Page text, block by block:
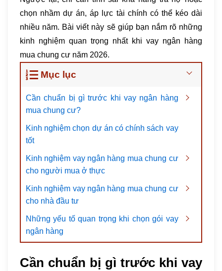
chọn nhầm dự án, áp lực tài chính có thể kéo dài
nhiều năm. Bài viết này sẽ giúp bạn nắm rõ những
kinh nghiệm quan trọng nhất khi vay ngân hàng
mua chung cư năm 2026.
Mục lục
Cần chuẩn bị gì trước khi vay ngân hàng
mua chung cư?
Kinh nghiệm chọn dự án có chính sách vay
tốt
Kinh nghiệm vay ngân hàng mua chung cư
cho người mua ở thực
Kinh nghiệm vay ngân hàng mua chung cư
cho nhà đầu tư
Những yếu tố quan trọng khi chọn gói vay
ngân hàng
Cần chuẩn bị gì trước khi vay